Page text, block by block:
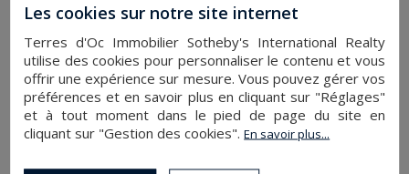
Les cookies sur notre site internet
Terres d'Oc Immobilier Sotheby's International Realty
utilise des cookies pour personnaliser le contenu et vous
offrir une expérience sur mesure. Vous pouvez gérer vos
préférences et en savoir plus en cliquant sur "Réglages"
et à tout moment dans le pied de page du site en
cliquant sur "Gestion des cookies".En savoir plus...